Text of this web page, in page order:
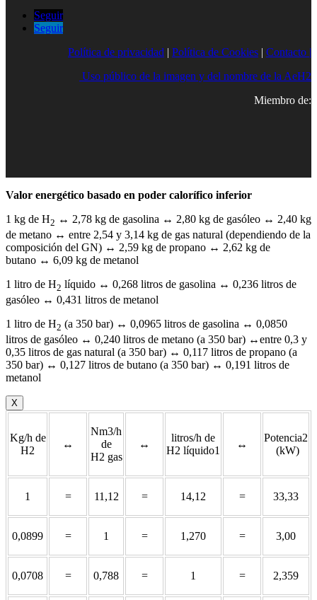
Seguir
Seguir
Política de privacidad | Política de Cookies | Contacto |
Uso público de la imagen y del nombre de la AeH2
Miembro de:
Valor energético basado en poder calorífico inferior
1 kg de H2 ↔ 2,78 kg de gasolina ↔ 2,80 kg de gasóleo ↔ 2,40 kg
de metano ↔ entre 2,54 y 3,14 kg de gas natural (dependiendo de la
composición del GN) ↔ 2,59 kg de propano ↔ 2,62 kg de
butano ↔ 6,09 kg de metanol
1 litro de H2 líquido ↔ 0,268 litros de gasolina ↔ 0,236 litros de
gasóleo ↔ 0,431 litros de metanol
1 litro de H2 (a 350 bar) ↔ 0,0965 litros de gasolina ↔ 0,0850
litros de gasóleo ↔ 0,240 litros de metano (a 350 bar) ↔entre 0,3 y
0,35 litros de gas natural (a 350 bar) ↔ 0,117 litros de propano (a
350 bar) ↔ 0,127 litros de butano (a 350 bar) ↔ 0,191 litros de
metanol
X
Kg/h de
H2
↔
Nm3/h
de
H2 gas
↔
litros/h de
H2 líquido1
↔
Potencia2
(kW)
1 = 11,12 = 14,12 = 33,33
0,0899 = 1 = 1,270 = 3,00
0,0708 = 0,788 = 1 = 2,359